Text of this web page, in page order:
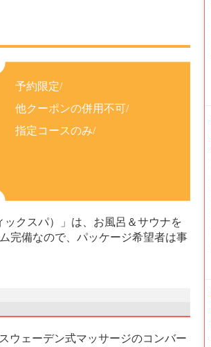
予約限定/
他クーポンの併用不可/
指定コースのみ/
ックスパ）」は、お風呂＆サウナを
完備なので、パッケージ希望者は事
ウェーデン式マッサージのコンバー